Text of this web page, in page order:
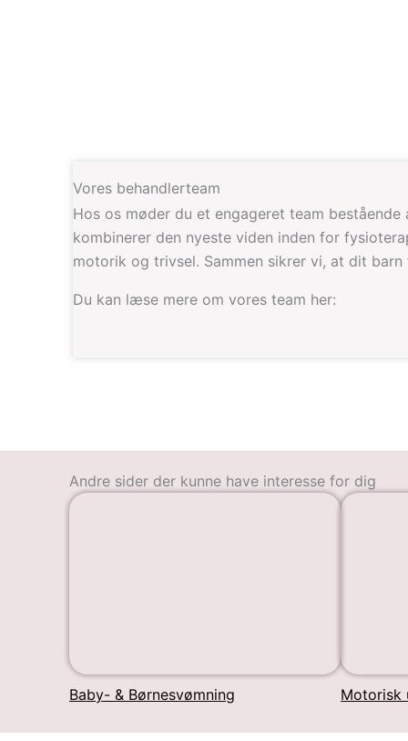
Vores behandlerteam
Hos os møder du et engageret team
kombinerer den nyeste viden inden for
motorik og trivsel. Sammen sikrer vi, at dit
Du kan læse mere om vores team her:
Andre sider der kunne have interesse for dig
Baby- & Børnesvømning Motorisk